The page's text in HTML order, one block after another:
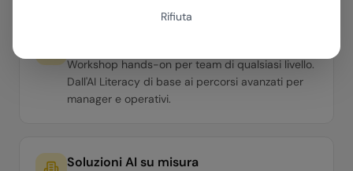
Rifiuta
Workshop hands-on per team di qualsiasi livello.
Dall'AI Literacy di base ai percorsi avanzati per
manager e operativi.
Soluzioni AI su misura